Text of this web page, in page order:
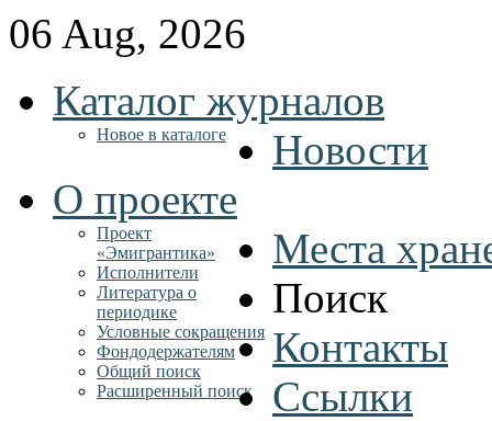
06 Aug, 2026
Каталог журналов
Новое в каталоге
Новости
О проекте
Проект
«Эмигрантика»
Исполнители
Литература о
периодике
Условные сокращения
Фондодержателям
Места
Поиск
Общий поиск
Расширенный поиск
Контакты
Ссылки